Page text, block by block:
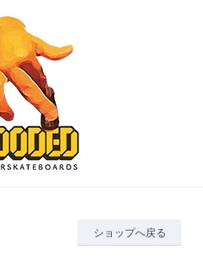
ショップへ戻る